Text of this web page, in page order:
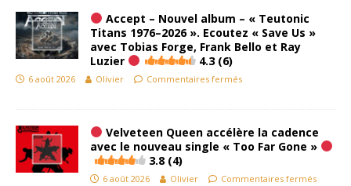
Accept – Nouvel album – « Teutonic
Titans 1976–2026 ». Ecoutez « Save Us »
avec Tobias Forge, Frank Bello et Ray
Luzier
4.3 (6)
6 août 2026 Olivier Commentaires fermés
Velveteen Queen accélère la cadence
avec le nouveau single « Too Far Gone »
3.8 (4)
6 août 2026 Olivier Commentaires fermés